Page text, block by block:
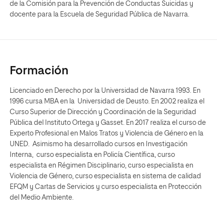
de la Comisión para la Prevención de Conductas Suicidas y
docente para la Escuela de Seguridad Pública de Navarra.
Formación
Licenciado en Derecho por la Universidad de Navarra 1993. En
1996 cursa MBA en la Universidad de Deusto. En 2002 realiza el
Curso Superior de Dirección y Coordinación de la Seguridad
Pública del Instituto Ortega y Gasset. En 2017 realiza el curso de
Experto Profesional en Malos Tratos y Violencia de Género en la
UNED. Asimismo ha desarrollado cursos en Investigación
Interna, curso especialista en Policía Científica, curso
especialista en Régimen Disciplinario, curso especialista en
Violencia de Género, curso especialista en sistema de calidad
EFQM y Cartas de Servicios y curso especialista en Protección
del Medio Ambiente.